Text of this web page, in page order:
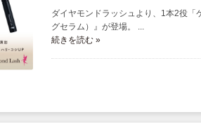
ダイヤモンドラッシュより、1本2役
グセラム）』が登場。 ...
続きを読む »